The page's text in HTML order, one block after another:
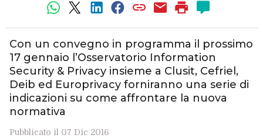
Con un convegno in programma il prossimo
17 gennaio l’Osservatorio Information
Security & Privacy insieme a Clusit, Cefriel,
Deib ed Europrivacy forniranno una serie di
indicazioni su come affrontare la nuova
normativa
Pubblicato il 07 Dic 2016